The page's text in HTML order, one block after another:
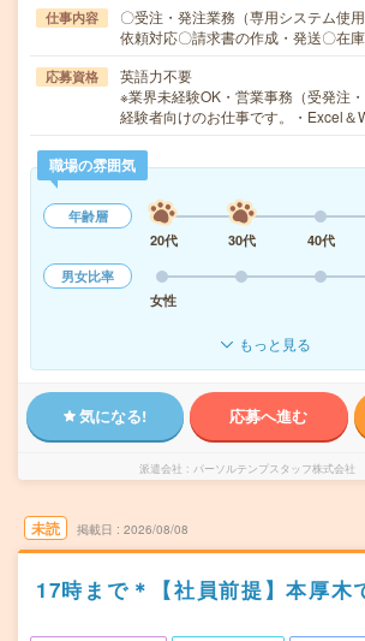
仕事内容
〇受注・発注業務（専用システム使
依頼対応〇請求書の作成・発送〇在
応募資格
英語力不要
※業界未経験OK・営業事務（受発注
経験者向けのお仕事です。・Excel
職場の雰囲気
年齢層
20代
30代 40代
男女比率
女性
もっと見る
気になる! 応募へ進む
派遣会社 パーソルテンプスタッフ株式会社
未読 掲載日 2026/08/08
17時まで＊【社員前提】本厚木